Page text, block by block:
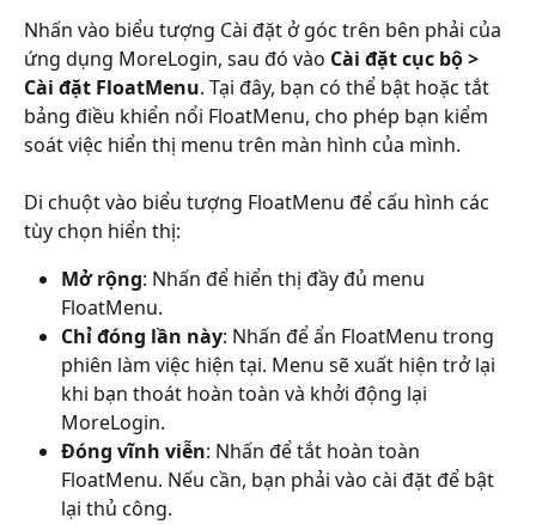
Nhấn vào biểu tượng Cài đặt ở góc trên bên phải của
ứng dụng MoreLogin, sau đó vào Cài đặt cục bộ >
Cài đặt FloatMenu. Tại đây, bạn có thể bật hoặc tắt
bảng điều khiển nổi FloatMenu, cho phép bạn kiểm
soát việc hiển thị menu trên màn hình của mình.
Di chuột vào biểu tượng FloatMenu để cấu hình các
tùy chọn hiển thị:
Mở rộng: Nhấn để hiển thị đầy đủ menu
FloatMenu.
Chỉ đóng lần này: Nhấn để ẩn FloatMenu trong
phiên làm việc hiện tại. Menu sẽ xuất hiện trở lại
khi bạn thoát hoàn toàn và khởi động lại
MoreLogin.
Đóng vĩnh viễn: Nhấn để tắt hoàn toàn
FloatMenu. Nếu cần, bạn phải vào cài đặt để bật
lại thủ công.